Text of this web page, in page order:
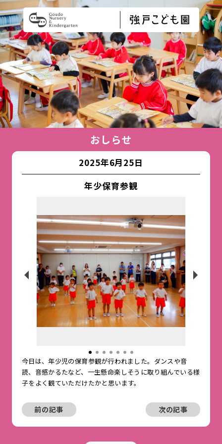
おしらせ
2025年6月25日
年少保育参観
今日は、年少児の保育参観が行われました。ダンスや音
読、音感かるたなど、一生懸命楽しそうに取り組んでいる様
子をよく観ていただけたかと思います。
前の記事 次の記事